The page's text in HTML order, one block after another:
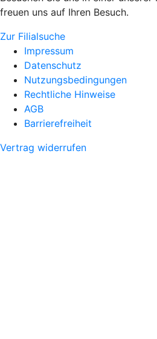
freuen uns auf Ihren Besuch.
Zur Filialsuche
Impressum
Datenschutz
Nutzungsbedingungen
Rechtliche Hinweise
AGB
Barrierefreiheit
Vertrag widerrufen